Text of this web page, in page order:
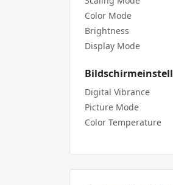
Color Mode
Brightness
Display Mode
Digital Vibrance
Picture Mode
Color Temperature